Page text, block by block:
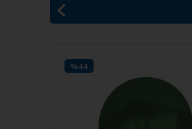
%44